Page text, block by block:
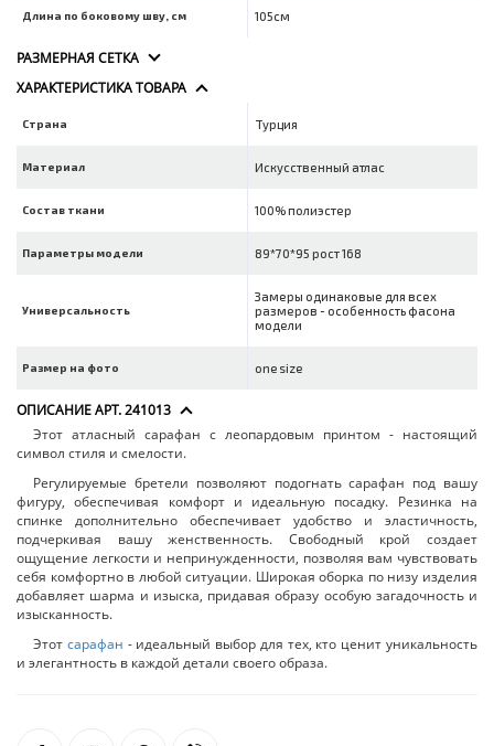
Длина по боковому шву, см 105см
РАЗМЕРНАЯ СЕТКА
ХАРАКТЕРИСТИКА ТОВАРА
Страна Турция
Материал Искусственный атлас
Состав ткани 100% полиэстер
Параметры модели 89*70*95 рост 168
Универсальность
Замеры одинаковые для всех
размеров - особенность фасона
модели
Размер на фото one size
ОПИСАНИЕ АРТ. 241013
Этот атласный сарафан с леопардовым принтом - настоящий
символ стиля и смелости.
Регулируемые бретели позволяют подогнать сарафан под вашу
фигуру, обеспечивая комфорт и идеальную посадку. Резинка на
спинке дополнительно обеспечивает удобство и эластичность,
подчеркивая вашу женственность. Свободный крой создает
ощущение легкости и непринужденности, позволяя вам чувствовать
себя комфортно в любой ситуации. Широкая оборка по низу изделия
добавляет шарма и изыска, придавая образу особую загадочность и
изысканность.
Этот сарафан - идеальный выбор для тех, кто ценит уникальность
и элегантность в каждой детали своего образа.